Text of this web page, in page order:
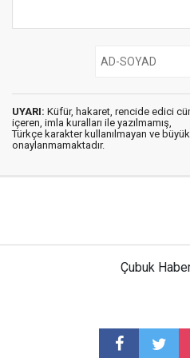
UYARI: Küfür, hakaret, rencide edici
içeren, imla kuralları ile yazılmamış,
Türkçe karakter kullanılmayan ve
onaylanmamaktadır.
Çubuk